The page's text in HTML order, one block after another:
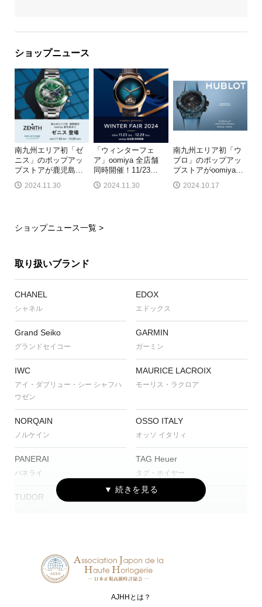
ショップニュース
南九州エリア初「ゼ
ニス」のポップアッ
プストアが鹿児島…
2024.11.30
「ウィンターフェ
ア」oomiya 全店舗
同時開催！11/23…
2024.11.30
南九州エリア初「ウ
ブロ」のポップアッ
プストアがoomiya…
2024.10.17
ショップニュース一覧 >
取り扱いブランド
CHANEL
シャネル
EDOX
エドックス
Grand Seiko
グランドセイコー
GARMIN
ガーミン
IWC
アイ・ダブリュー・シー シャフハ
ウゼン
MAURICE LACROIX
モーリス・ラクロア
NORQAIN
ノルケイン
OSSO ITALY
オッソ イタリィ
PANERAI
パネライ
TAG Heuer
タグ・ホイヤー
TUDOR
AJHHとは？